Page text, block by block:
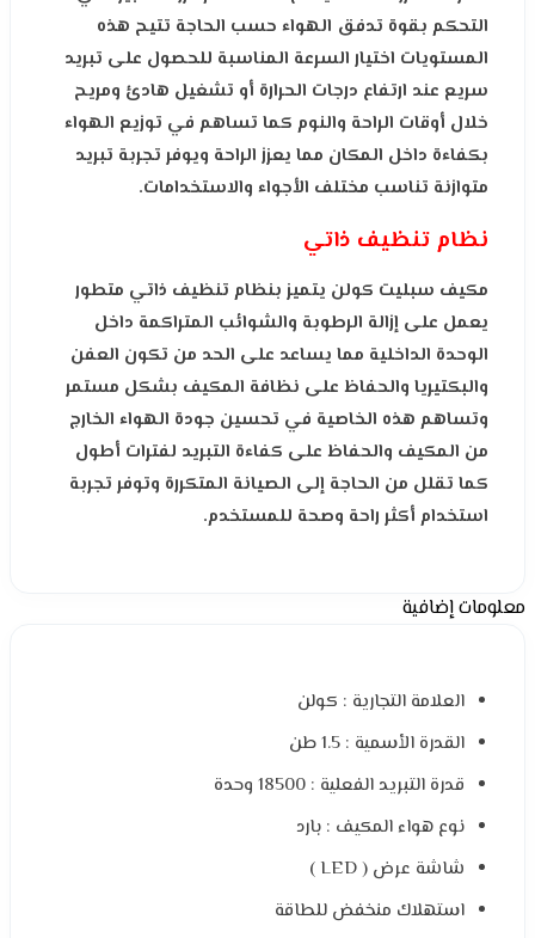
التحكم بقوة تدفق الهواء حسب الحاجة تتيح هذه
المستويات اختيار السرعة المناسبة للحصول على تبريد
سريع عند ارتفاع درجات الحرارة أو تشغيل هادئ ومريح
خلال أوقات الراحة والنوم كما تساهم في توزيع الهواء
بكفاءة داخل المكان مما يعزز الراحة ويوفر تجربة تبريد
متوازنة تناسب مختلف الأجواء والاستخدامات.
نظام تنظيف ذاتي
مكيف سبليت كولن يتميز بنظام تنظيف ذاتي متطور
يعمل على إزالة الرطوبة والشوائب المتراكمة داخل
الوحدة الداخلية مما يساعد على الحد من تكون العفن
والبكتيريا والحفاظ على نظافة المكيف بشكل مستمر
وتساهم هذه الخاصية في تحسين جودة الهواء الخارج
من المكيف والحفاظ على كفاءة التبريد لفترات أطول
كما تقلل من الحاجة إلى الصيانة المتكررة وتوفر تجربة
استخدام أكثر راحة وصحة للمستخدم.
معلومات إضافية
العلامة التجارية : كولن
القدرة الأسمية : 1.5 طن
قدرة التبريد الفعلية : 18500 وحدة
نوع هواء المكيف : بارد
شاشة عرض ( LED )
استهلاك منخفض للطاقة